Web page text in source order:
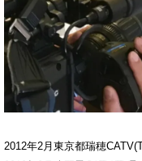
2012年2月東京都瑞穂